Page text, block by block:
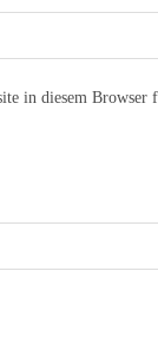
in diesem Browser